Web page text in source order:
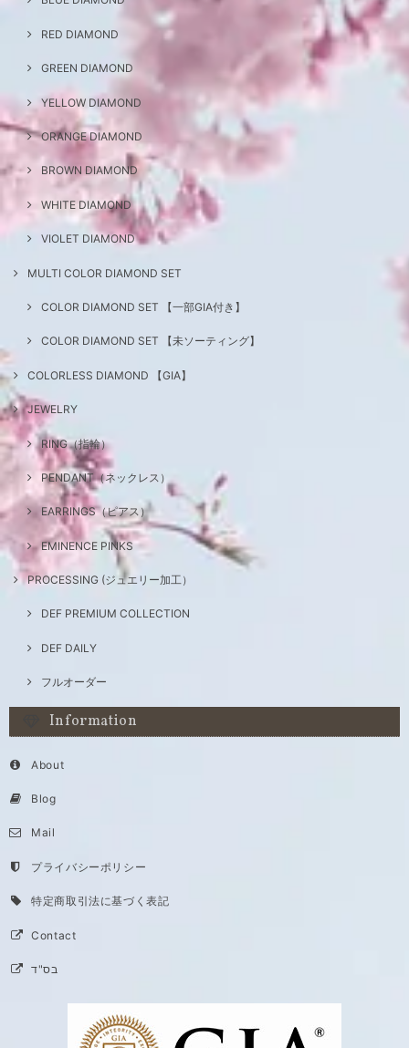
RED DIAMOND
GREEN DIAMOND
YELLOW DIAMOND
ORANGE DIAMOND
BROWN DIAMOND
WHITE DIAMOND
VIOLET DIAMOND
MULTI COLOR DIAMOND SET
COLOR DIAMOND SET 【一部GIA付き】
COLOR DIAMOND SET 【未ソーティング】
COLORLESS DIAMOND 【GIA】
JEWELRY
RING（指輪）
PENDANT（ネックレス）
EARRINGS（ピアス）
EMINENCE PINKS
PROCESSING (ジュエリー加工）
DEF PREMIUM COLLECTION
DEF DAILY
フルオーダー
Information
About
Blog
Mail
プライバシーポリシー
特定商取引法に基づく表記
Contact
בס"ד